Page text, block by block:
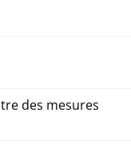
des mesures